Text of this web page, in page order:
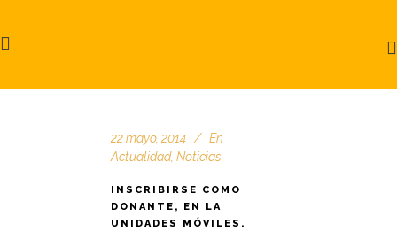
22 mayo, 2014
En
Actualidad, Noticias
INSCRIBIRSE COMO
DONANTE, EN LA
UNIDADES MÓVILES.